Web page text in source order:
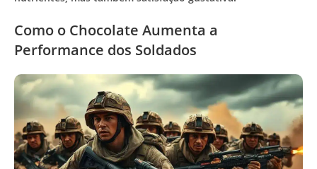
Como o Chocolate Aumenta a
Performance dos Soldados